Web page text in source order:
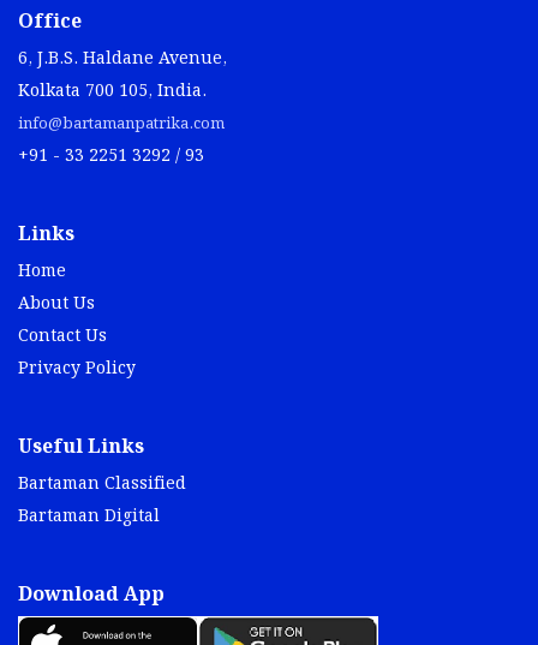
Office
6, J.B.S. Haldane Avenue,
Kolkata 700 105, India.
info@bartamanpatrika.com
+91 - 33 2251 3292 / 93
Links
Home
About Us
Contact Us
Privacy Policy
Useful Links
Bartaman Classified
Bartaman Digital
Download App